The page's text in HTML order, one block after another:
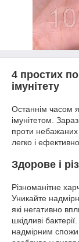
4 простих
імунітету
Останнім часом
імунітетом.
проти небажаних
легко і
Здорове і
Різноманітне
Уникайте
які негативно
шкідливі
надмірним